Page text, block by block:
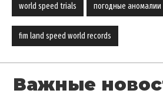
world speed trials погодные аномалии
fim land speed world records
Важные